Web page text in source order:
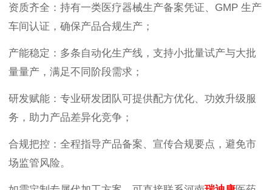
资质齐全：持有一类医疗器械生产备案凭证、GMP 生产
车间认证，确保产品合规生产；
产能稳定：多条自动化生产线，支持小批量试产与大批
量量产，满足不同阶段需求；
研发赋能：专业研发团队可提供配方优化、功效升级服
务，助力产品差异化竞争；
合规把控：全程指导产品备案、宣传合规要点，避免市
场监管风险。